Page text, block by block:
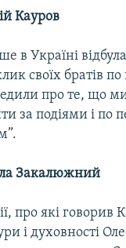
Кауров
в Україні
своїх братів
про те, що
за подіями і
Закалюжний
про які
і духовності